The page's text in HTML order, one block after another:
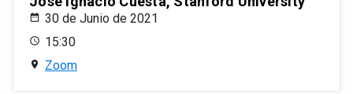
30 de Junio de 2021
15:30
Zoom